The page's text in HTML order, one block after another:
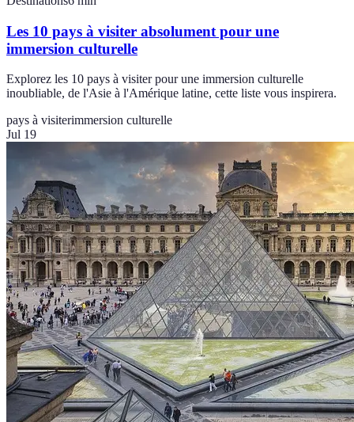
Les 10 pays à visiter absolument pour une
immersion culturelle
Explorez les 10 pays à visiter pour une immersion culturelle
inoubliable, de l'Asie à l'Amérique latine, cette liste vous inspirera.
pays à visiterimmersion culturelle
Jul 19